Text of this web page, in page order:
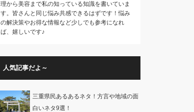
理から美容まで私の知っている知識を書いていま
す。皆さんと同じ悩み共感できるはずです！悩み
の解決策やお得な情報など少しでも参考になれ
ば、嬉しいです♪
人気記事だよ～
三重県民あるあるネタ！方言や地域の面
白いネタ9選！